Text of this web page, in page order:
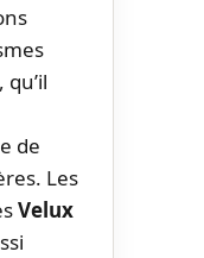
de
Les
Velux